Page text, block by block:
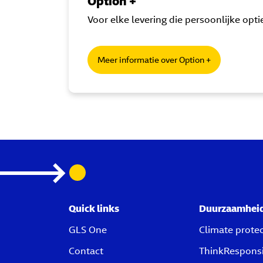
Voor elke levering die persoonlijke
Meer informatie over Option +
Quick links
GLS One
Contact
Climate